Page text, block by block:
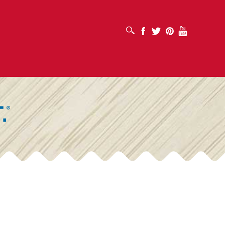
OTVORI OKVIR ZA PRETRAŽIVANJE
Facebook
Twitter PinterestYoutube